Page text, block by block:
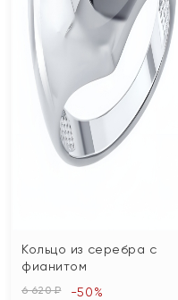
Кольцо из серебра с
фианитом
6 620 ₽ -50%